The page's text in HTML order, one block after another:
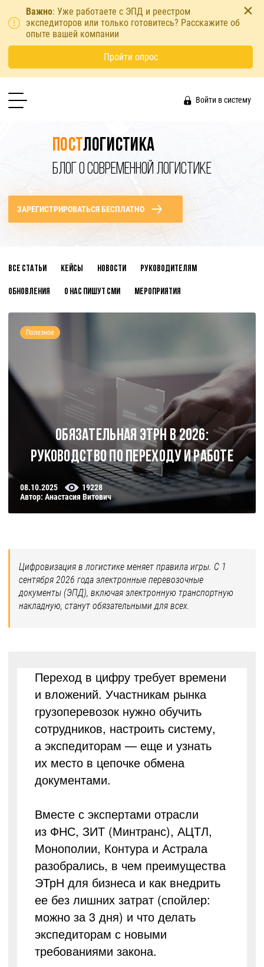
Важно: Уже работаете с ЭПД и реестром
экспедиторов или только готовитесь? Расскажите об
опыте вашей компании
Пройти опрос
Войти в систему
Постлогистика
БЛОГ О СОВРЕМЕННОЙ ЛОГИСТИКЕ
ЗАРЕГИСТРИРОВАТЬСЯ БЕСПЛАТНО
Все статьи Кейсы Новости Руководителям
Обновления О нас пишут СМИ Мероприятия
Полезное
Обязательная ЭТрН в 2026:
руководство по переходу и работе
08.10.2025
19228
Автор: Анастасия Витович
Цифровизация в логистике меняет правила игры. С 1
сентября 2026 года электронные перевозочные
документы (ЭПД), включая электронную транспортную
накладную, станут обязательными для всех.
Переход в цифру требует времени
и вложений. Участникам рынка
грузоперевозок нужно обучить
сотрудников, настроить систему,
а экспедиторам — еще и узнать
их место в цепочке обмена
документами.
Вместе с экспертами отрасли
из ФНС, ЗИТ (Минтранс), АЦТЛ,
Монополии, Контура и Астрала
разобрались, в чем преимущества
ЭТрН для бизнеса и как внедрить
ее без лишних затрат (спойлер:
можно за 3 дня) и что делать
экспедиторам с новыми
требованиями закона.